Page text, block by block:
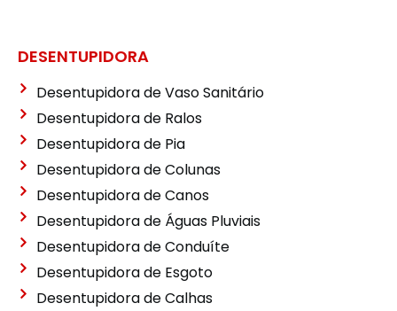
DESENTUPIDORA
Desentupidora de Vaso Sanitário
Desentupidora de Ralos
Desentupidora de Pia
Desentupidora de Colunas
Desentupidora de Canos
Desentupidora de Águas Pluviais
Desentupidora de Conduíte
Desentupidora de Esgoto
Desentupidora de Calhas